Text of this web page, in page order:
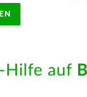
Hilfe auf